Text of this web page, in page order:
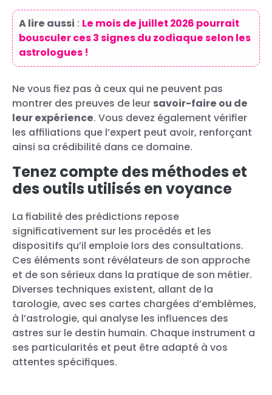
A lire aussi : Le mois de juillet 2026 pourrait
bousculer ces 3 signes du zodiaque selon les
astrologues !
Ne vous fiez pas à ceux qui ne peuvent pas
montrer des preuves de leur savoir-faire ou de
leur expérience. Vous devez également vérifier
les affiliations que l’expert peut avoir, renforçant
ainsi sa crédibilité dans ce domaine.
Tenez compte des méthodes et
des outils utilisés en voyance
La fiabilité des prédictions repose
significativement sur les procédés et les
dispositifs qu’il emploie lors des consultations.
Ces éléments sont révélateurs de son approche
et de son sérieux dans la pratique de son métier.
Diverses techniques existent, allant de la
tarologie, avec ses cartes chargées d’emblèmes,
à l’astrologie, qui analyse les influences des
astres sur le destin humain. Chaque instrument a
ses particularités et peut être adapté à vos
attentes spécifiques.